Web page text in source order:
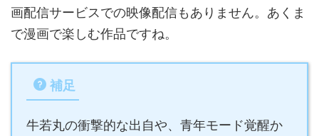
画配信サービスでの映像配信もありません。あくま
で漫画で楽しむ作品ですね。
補足
牛若丸の衝撃的な出自や、青年モード覚醒か